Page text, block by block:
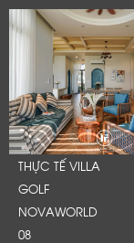
THỰC TẾ VILLA
GOLF
NOVAWORLD
08